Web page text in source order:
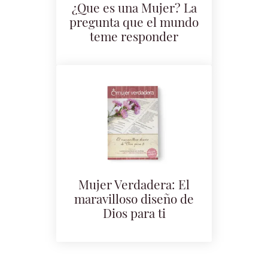
¿Que es una Mujer? La
pregunta que el mundo
teme responder
Mujer Verdadera: El
maravilloso diseño de
Dios para ti